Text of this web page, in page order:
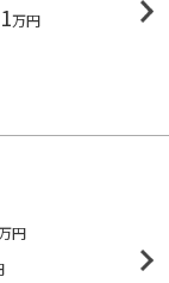
万円
円